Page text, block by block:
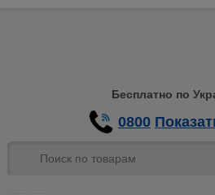
Бесплатно по
0800